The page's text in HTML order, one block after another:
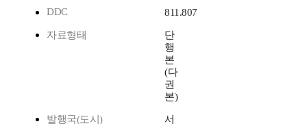
DDC
811.807
자료형태
단
행
본
(다
권
본)
발행국(도시)
서